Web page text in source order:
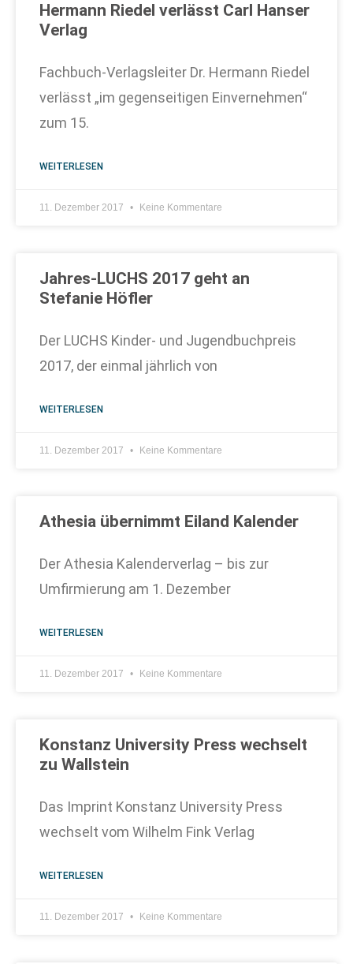
Hermann Riedel verlässt Carl Hanser
Verlag
Fachbuch-Verlagsleiter Dr. Hermann Riedel
verlässt „im gegenseitigen Einvernehmen“
zum 15.
WEITERLESEN
11. Dezember 2017 Keine Kommentare
Jahres-LUCHS 2017 geht an
Stefanie Höfler
Der LUCHS Kinder- und Jugendbuchpreis
2017, der einmal jährlich von
WEITERLESEN
11. Dezember 2017 Keine Kommentare
Athesia übernimmt Eiland Kalender
Der Athesia Kalenderverlag – bis zur
Umfirmierung am 1. Dezember
WEITERLESEN
11. Dezember 2017 Keine Kommentare
Konstanz University Press wechselt
zu Wallstein
Das Imprint Konstanz University Press
wechselt vom Wilhelm Fink Verlag
WEITERLESEN
11. Dezember 2017 Keine Kommentare